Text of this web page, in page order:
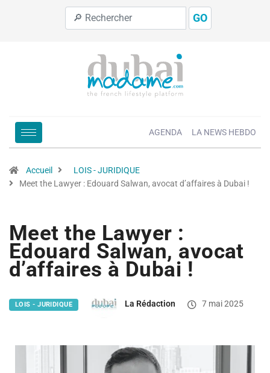
GO
AGENDA LA NEWS HEBDO
Accueil
LOIS - JURIDIQUE
Meet the Lawyer : Edouard Salwan, avocat d’affaires à Dubai !
Meet the Lawyer :
Edouard Salwan, avocat
d’affaires à Dubai !
LOIS - JURIDIQUE La Rédaction 7 mai 2025